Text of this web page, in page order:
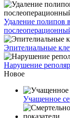
Удаление полипов
Эпителиальные
Нарушение
Новое
Учащенное